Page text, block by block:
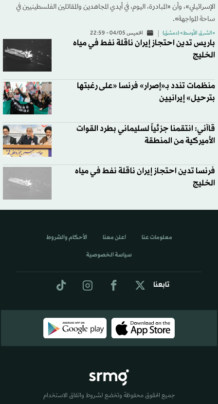
الإسرائيلي»، وأن «المبادرة، اليوم، في أيدي المجاهدين والمقاتلين الفلسطينيين في
ساحة المواجهة».
«الشرق الأوسط» (دمشق) الخميس 04/05 - 22:59
باريس تدين احتجاز إيران ناقلة نفط في مياه
الخليج
منظمات تندد بـ«إصرار» فرنسا «على رغبتها
بترحيل» إيرانيين
قاآني: انتقمنا جزئياً لسليماني بطرد القوات
الأميركية من المنطقة
فرنسا تدين احتجاز إيران ناقلة نفط في مياه
الخليج
تابعنا
معلومات عنا اعلن معنا الأحكام والشروط
سياسة الخصوصية
جميع الحقوق محفوظة وتخضع لشروط واتفاق الاستخدام